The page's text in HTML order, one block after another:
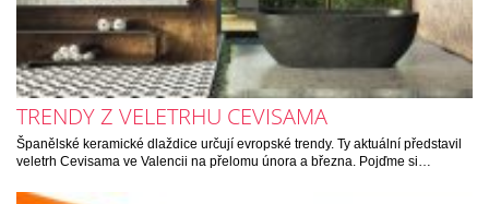
TRENDY Z VELETRHU CEVISAMA
Španělské keramické dlaždice určují evropské trendy. Ty aktuální představil
veletrh Cevisama ve Valencii na přelomu února a března. Pojďme si…